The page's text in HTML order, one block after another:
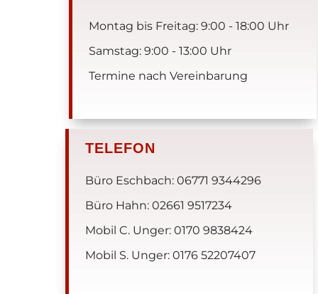
Montag bis Freitag: 9:00 - 18:00 Uhr
Samstag: 9:00 - 13:00 Uhr
Termine nach Vereinbarung
TELEFON
Büro Eschbach: 06771 9344296
Büro Hahn: 02661 9517234
Mobil C. Unger: 0170 9838424
Mobil S. Unger: 0176 52207407